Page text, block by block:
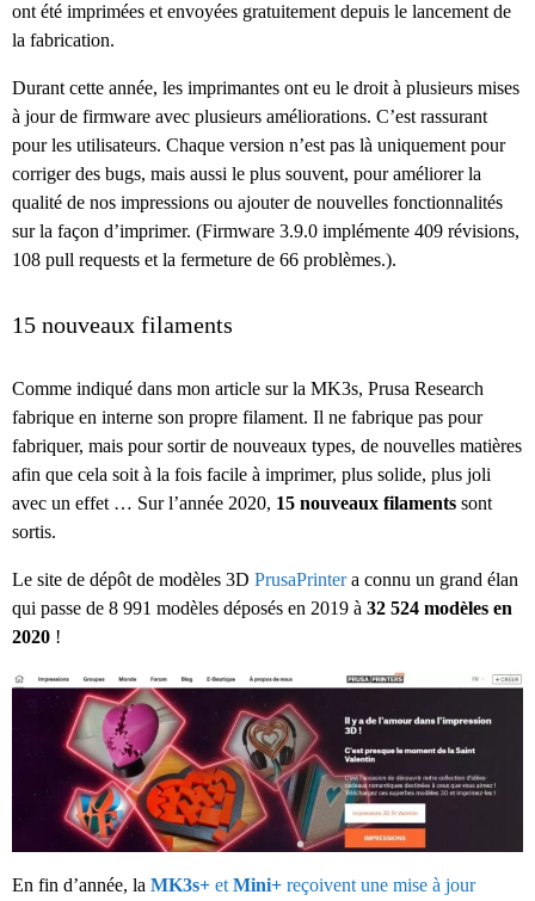
ont été imprimées et envoyées gratuitement depuis le lancement de
la fabrication.
Durant cette année, les imprimantes ont eu le droit à plusieurs mises
à jour de firmware avec plusieurs améliorations. C’est rassurant
pour les utilisateurs. Chaque version n’est pas là uniquement pour
corriger des bugs, mais aussi le plus souvent, pour améliorer la
qualité de nos impressions ou ajouter de nouvelles fonctionnalités
sur la façon d’imprimer. (Firmware 3.9.0 implémente 409 révisions,
108 pull requests et la fermeture de 66 problèmes.).
15 nouveaux filaments
Comme indiqué dans mon article sur la MK3s, Prusa Research
fabrique en interne son propre filament. Il ne fabrique pas pour
fabriquer, mais pour sortir de nouveaux types, de nouvelles matières
afin que cela soit à la fois facile à imprimer, plus solide, plus joli
avec un effet … Sur l’année 2020, 15 nouveaux filaments sont
sortis.
Le site de dépôt de modèles 3D PrusaPrintera connu un grand élan
qui passe de 8 991 modèles déposés en 2019 à 32 524 modèles en
2020 !
En fin d’année, la MK3s+ et Mini+ reçoivent une mise à jour